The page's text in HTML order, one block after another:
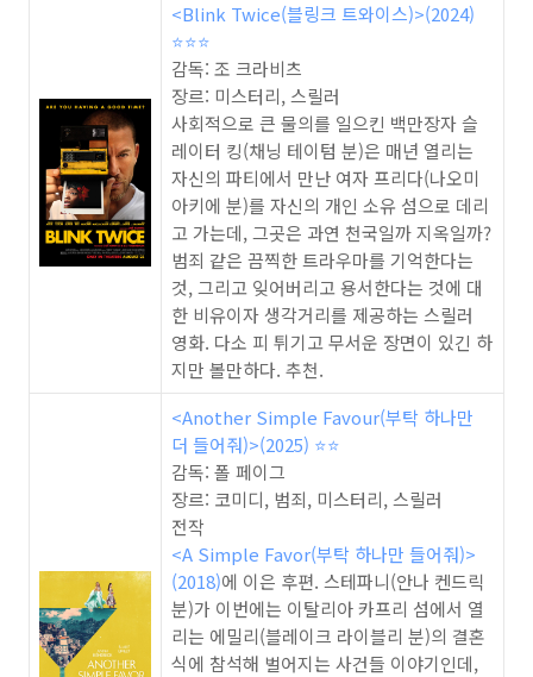
<Blink Twice(블링크 트와이스)>(2024)
⭐️⭐️⭐️
감독: 조 크라비츠
장르: 미스터리, 스릴러
사회적으로 큰 물의를 일으킨 백만장자 슬
레이터 킹(채닝 테이텀 분)은 매년 열리는
자신의 파티에서 만난 여자 프리다(나오미
아키에 분)를 자신의 개인 소유 섬으로 데리
고 가는데, 그곳은 과연 천국일까 지옥일까?
범죄 같은 끔찍한 트라우마를 기억한다는
것, 그리고 잊어버리고 용서한다는 것에 대
한 비유이자 생각거리를 제공하는 스릴러
영화. 다소 피 튀기고 무서운 장면이 있긴 하
지만 볼만하다. 추천.
<Another Simple Favour(부탁 하나만
더 들어줘)>(2025) ⭐️⭐️
감독: 폴 페이그
장르: 코미디, 범죄, 미스터리, 스릴러
전작
<A Simple Favor(부탁 하나만 들어줘)>
(2018)에 이은 후편. 스테파니(안나 켄드릭
분)가 이번에는 이탈리아 카프리 섬에서 열
리는 에밀리(블레이크 라이블리 분)의 결혼
식에 참석해 벌어지는 사건들 이야기인데,